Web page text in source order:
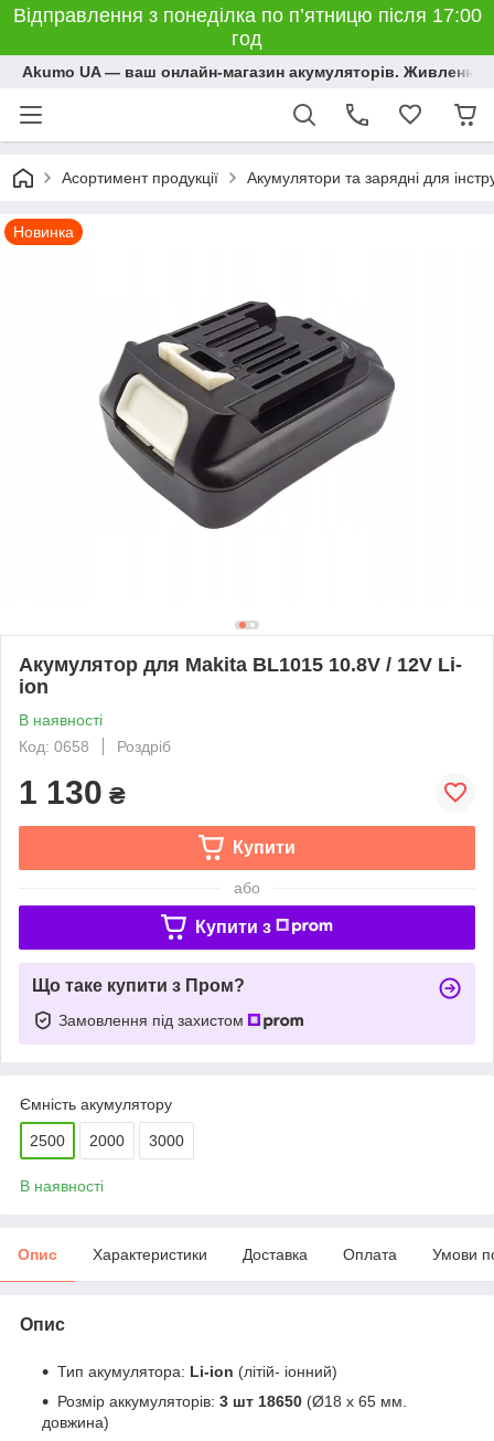
Відправлення з понеділка по п’ятницю після 17:00
год
Akumo UA — ваш онлайн-магазин акумуляторів. Живлення,
Асортимент продукції Акумулятори та зарядні для
Новинка
Акумулятор для Makita BL1015 10.8V / 12V Li-
ion
В наявності
Код: 0658
Роздріб
1 130 ₴
Купити
або
Купити з
Що таке купити з Пром?
Замовлення під захистом
Ємність акумулятору
2500 2000 3000
В наявності
Опис Характеристики Доставка Оплата Умови
Опис
Тип акумулятора: Li-ion (літій- іонний)
Розмір аккумуляторів: 3 шт 18650 (Ø18 x 65 мм.
довжина)